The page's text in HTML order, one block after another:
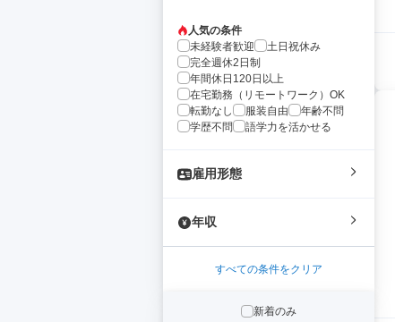
人気の条件
未経験者歓迎
土日祝休み
完全週休2日制
年間休日120日以上
在宅勤務（リモートワーク）OK
転勤なし
服装自由
年齢不問
学歴不問
語学力を活かせる
雇用形態
年収
すべての条件をクリア
新着のみ